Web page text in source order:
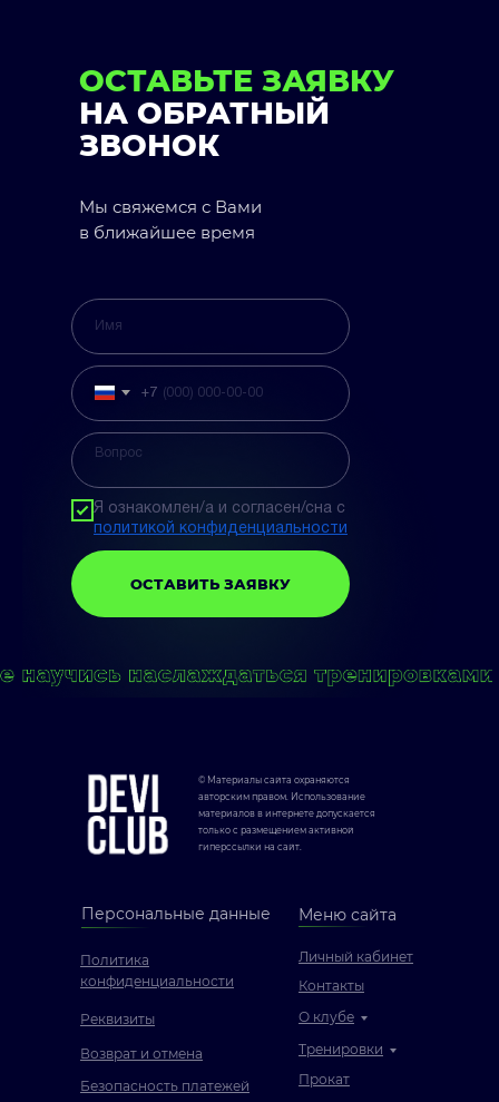
ОСТАВЬТЕ ЗАЯВКУ
НА ОБРАТНЫЙ
ЗВОНОК
Мы свяжемся с Вами
в ближайшее время
+7
Я ознакомлен/а и согласен/сна с
политикой конфиденциальности
ОСТАВИТЬ ЗАЯВКУ
© Материалы сайта охраняются
авторским правом. Использование
материалов в интернете допускается
только с размещением активной
гиперссылки на сайт.
Личный кабинет
Меню сайта
Контакты
О клубе
Политика
конфиденциальности
Персональные данные
Возврат и отмена
Безопасность платежей
Тренировки
Реквизиты
Прокат